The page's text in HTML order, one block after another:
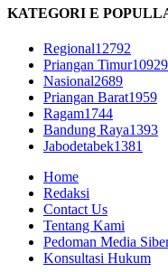
KATEGORI E
Regional12792
Priangan Timur10929
Nasional2689
Priangan Barat1959
Ragam1744
Bandung Raya1393
Jabodetabek1381
Home
Redaksi
Contact Us
Tentang Kami
Pedoman Media
Konsultasi Hukum